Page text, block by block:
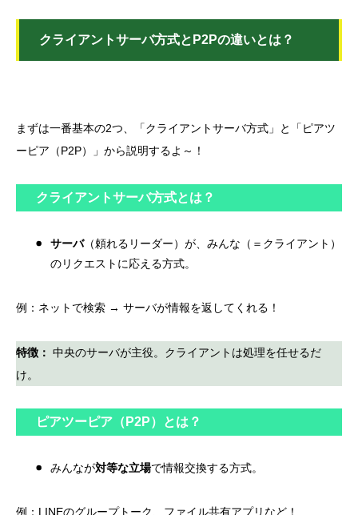
クライアントサーバ方式とP2Pの違いとは？
まずは一番基本の2つ、「クライアントサーバ方式」と「ピアツ
ーピア（P2P）」から説明するよ～！
クライアントサーバ方式とは？
サーバ（頼れるリーダー）が、みんな（＝クライアント）
のリクエストに応える方式。
例：ネットで検索 → サーバが情報を返してくれる！
特徴： 中央のサーバが主役。クライアントは処理を任せるだ
け。
ピアツーピア（P2P）とは？
みんなが対等な立場で情報交換する方式。
例：LINEのグループトーク、ファイル共有アプリなど！